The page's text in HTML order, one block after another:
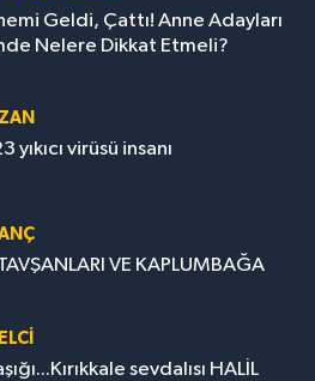
Geldi, Çattı! Anne Adayları
Nelere Dikkat Etmeli?
yıkıcı virüsü insanı
VE KAPLUMBAĞA
sevdalısı HALİL